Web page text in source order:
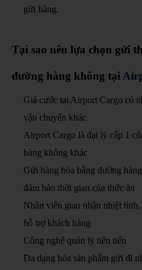
gửi hàng.
Tại sao nên lựa chọn gửi
đường hàng không tại
Giá cước tại Airport Cargo có
vận chuyển khác
Airport Cargo là đại lý cấp 1
hàng không khác
Gửi hàng hóa bằng đường
đảm bảo thời gian của thức ăn
Nhân viên giao nhận nhiệt
hỗ trợ khách hàng
Công nghệ quản lý tiên tiến
Đa dạng hóa sản phẩm gửi đi